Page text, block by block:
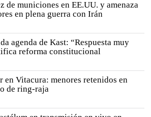
de municiones en EE.UU. y amenaza
en plena guerra con Irán
agenda de Kast: “Respuesta muy
reforma constitucional
en Vitacura: menores retenidos en
de ring-raja